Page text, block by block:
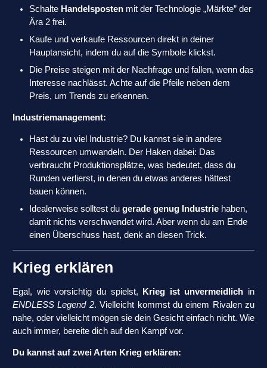
Schalte Handelsposten mit der Technologie „Märkte” der
Ära 2 frei.
Kaufe und verkaufe Ressourcen direkt in deiner
Hauptansicht, indem du auf die Symbole klickst.
Die Preise steigen mit der Nachfrage und fallen, wenn das
Interesse nachlässt. Achte auf die Pfeile neben dem
Preis, um Trends zu erkennen.
Industriemanagement:
Hast du zu viel Industrie? Du kannst sie in andere
Ressourcen umwandeln. Der Haken dabei: Das
verbraucht Produktionsplätze, was bedeutet, dass du
Runden verlierst, in denen du etwas anderes hättest
bauen können.
Idealerweise solltest du gerade genug Industrie haben,
damit nichts verschwendet wird. Aber wenn du am Ende
einen Überschuss hast, denk an diesen Trick.
Krieg erklären
Egal, wie vorsichtig du spielst, Krieg ist unvermeidlich in
ENDLESS Legend 2. Vielleicht kommst du einem Rivalen zu
nahe, oder vielleicht mögen sie dein Gesicht einfach nicht. Wie
auch immer, bereite dich auf den Kampf vor.
Du kannst auf zwei Arten Krieg erklären: